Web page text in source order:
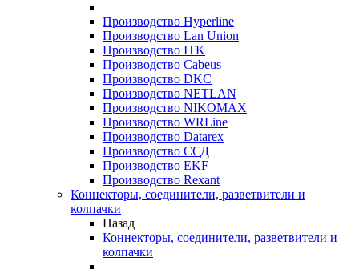
Производство Hyperline
Производство Lan Union
Производство ITK
Производство Cabeus
Производство DKC
Производство NETLAN
Производство NIKOMAX
Производство WRLine
Производство Datarex
Производство ССД
Производство EKF
Производство Rexant
Коннекторы, соединители, разветвители и
колпачки
Назад
Коннекторы, соединители, разветвители и
колпачки